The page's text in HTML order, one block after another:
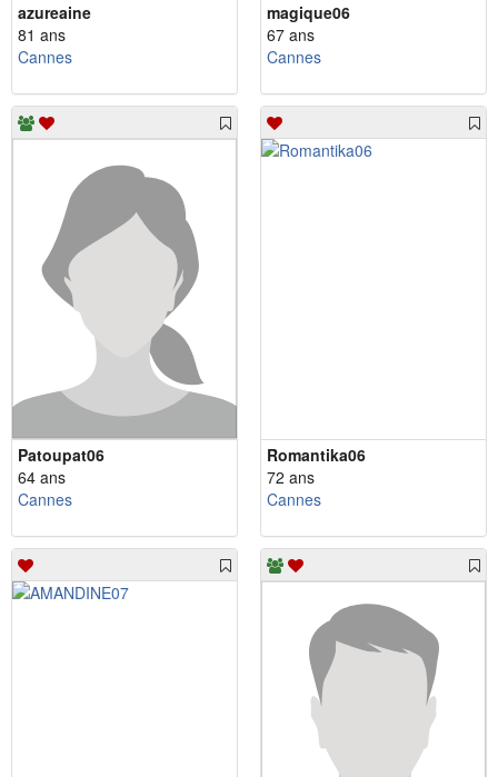
azureaine
81 ans
Cannes
magique06
67 ans
Cannes
Patoupat06
64 ans
Cannes
Romantika06
72 ans
Cannes